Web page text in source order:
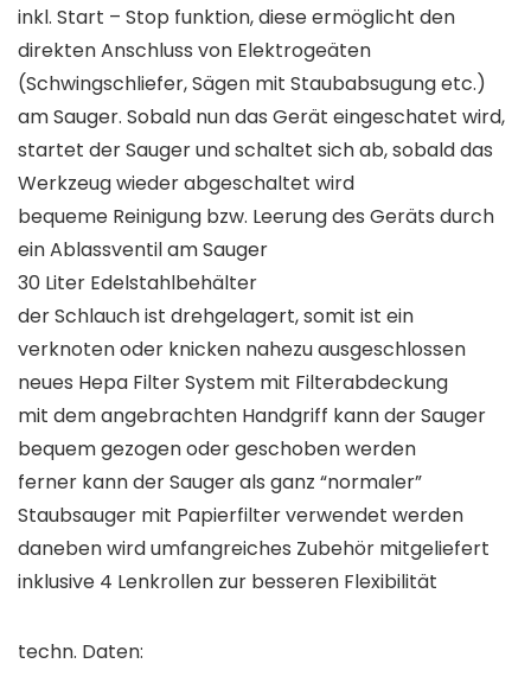
inkl. Start – Stop funktion, diese ermöglicht den
direkten Anschluss von Elektrogeäten
(Schwingschliefer, Sägen mit Staubabsugung etc.)
am Sauger. Sobald nun das Gerät eingeschatet wird,
startet der Sauger und schaltet sich ab, sobald das
Werkzeug wieder abgeschaltet wird
bequeme Reinigung bzw. Leerung des Geräts durch
ein Ablassventil am Sauger
30 Liter Edelstahlbehälter
der Schlauch ist drehgelagert, somit ist ein
verknoten oder knicken nahezu ausgeschlossen
neues Hepa Filter System mit Filterabdeckung
mit dem angebrachten Handgriff kann der Sauger
bequem gezogen oder geschoben werden
ferner kann der Sauger als ganz “normaler”
Staubsauger mit Papierfilter verwendet werden
daneben wird umfangreiches Zubehör mitgeliefert
inklusive 4 Lenkrollen zur besseren Flexibilität
techn. Daten: